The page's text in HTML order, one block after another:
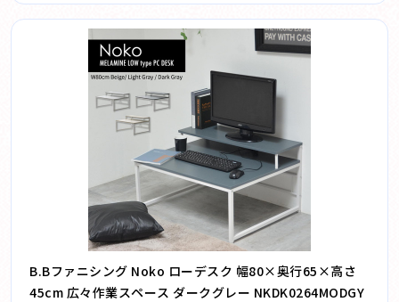
B.Bファニシング Noko ローデスク 幅80×奥行65×高さ
45cm 広々作業スペース ダークグレー NKDK0264MODGY